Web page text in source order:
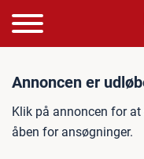
Annoncen er
Klik på annoncen for
åben for ansøgninger.